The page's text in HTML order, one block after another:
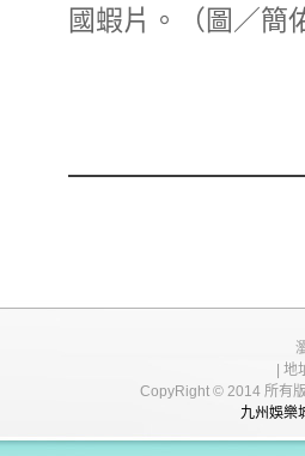
國蝦片。（圖／簡
|
CopyRight © 2014 所有
九州娛樂